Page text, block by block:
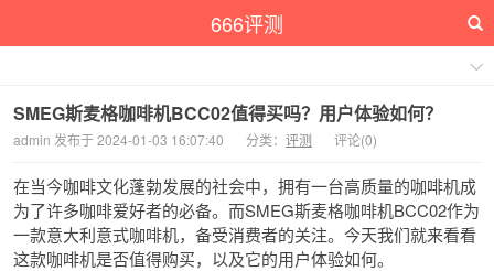
666评测
SMEG斯麦格咖啡机BCC02值得买吗？用户体验如何？
admin 发布于 2024-01-03 16:07:40 分类： 评测 评论(0)
在当今咖啡文化蓬勃发展的社会中，拥有一台高质量的咖啡机成
为了许多咖啡爱好者的必备。而SMEG斯麦格咖啡机BCC02作为
一款意大利意式咖啡机，备受消费者的关注。今天我们就来看看
这款咖啡机是否值得购买，以及它的用户体验如何。